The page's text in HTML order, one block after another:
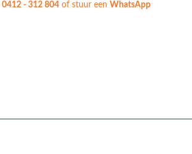
0412 - 312 804of stuur een WhatsApp